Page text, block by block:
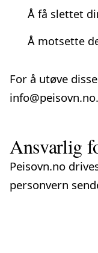
Å få slettet
Å motsette
For å utøve
info@peisovn.no.
Ansvarlig
Peisovn.no
personvern